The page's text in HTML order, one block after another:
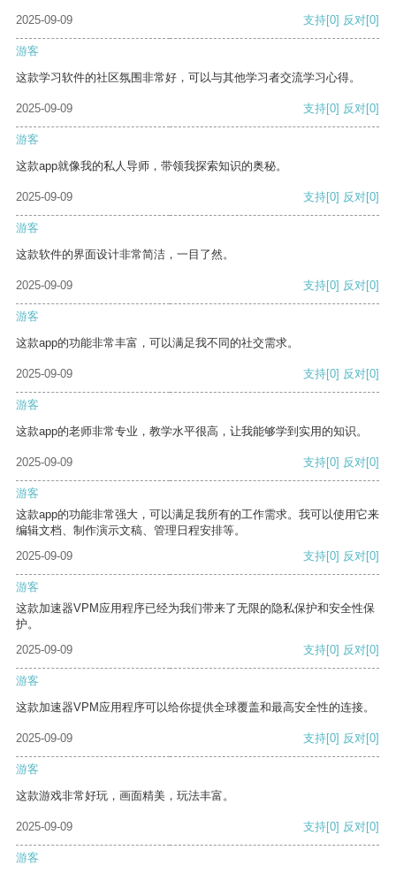
2025-09-09 支持[0] 反对[0]
游客
这款学习软件的社区氛围非常好，可以与其他学习者交流学习心得。
2025-09-09 支持[0] 反对[0]
游客
这款app就像我的私人导师，带领我探索知识的奥秘。
2025-09-09 支持[0] 反对[0]
游客
这款软件的界面设计非常简洁，一目了然。
2025-09-09 支持[0] 反对[0]
游客
这款app的功能非常丰富，可以满足我不同的社交需求。
2025-09-09 支持[0] 反对[0]
游客
这款app的老师非常专业，教学水平很高，让我能够学到实用的知识。
2025-09-09 支持[0] 反对[0]
游客
这款app的功能非常强大，可以满足我所有的工作需求。我可以使用它来
编辑文档、制作演示文稿、管理日程安排等。
2025-09-09
支持[0] 反对[0]
游客
这款加速器VPM应用程序已经为我们带来了无限的隐私保护和安全性保
护。
2025-09-09
支持[0] 反对[0]
游客
这款加速器VPM应用程序可以给你提供全球覆盖和最高安全性的连接。
2025-09-09 支持[0] 反对[0]
游客
这款游戏非常好玩，画面精美，玩法丰富。
2025-09-09 支持[0] 反对[0]
游客